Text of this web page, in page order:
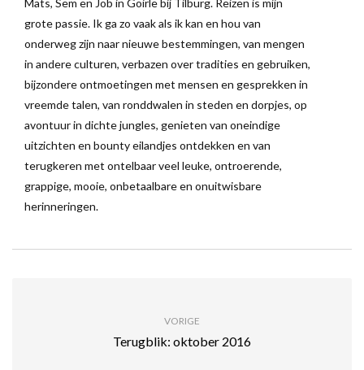
Mats, Sem en Job in Goirle bij Tilburg. Reizen is mijn
grote passie. Ik ga zo vaak als ik kan en hou van
onderweg zijn naar nieuwe bestemmingen, van mengen
in andere culturen, verbazen over tradities en gebruiken,
bijzondere ontmoetingen met mensen en gesprekken in
vreemde talen, van ronddwalen in steden en dorpjes, op
avontuur in dichte jungles, genieten van oneindige
uitzichten en bounty eilandjes ontdekken en van
terugkeren met ontelbaar veel leuke, ontroerende,
grappige, mooie, onbetaalbare en onuitwisbare
herinneringen.
VORIGE
Terugblik: oktober 2016